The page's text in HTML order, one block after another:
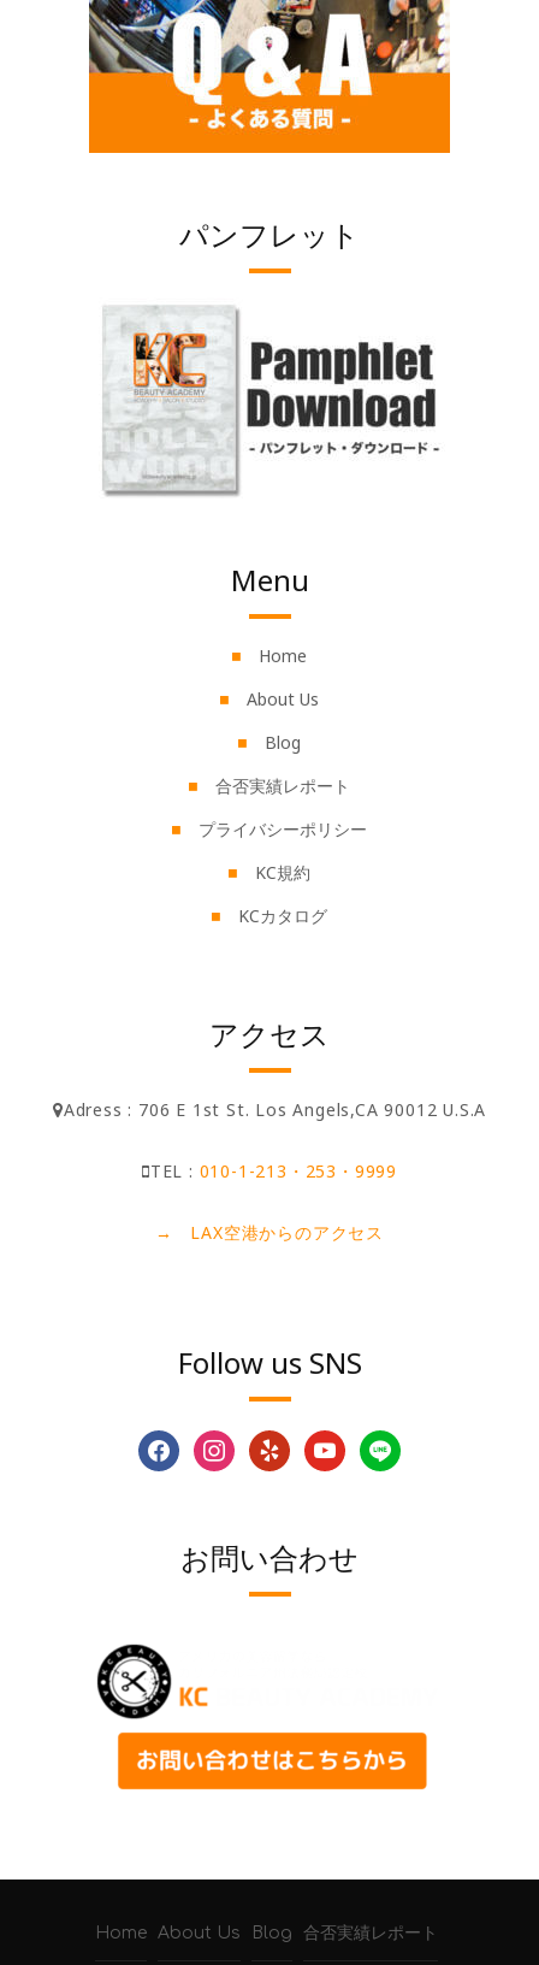
パンフレット
Menu
Home
About Us
Blog
合否実績レポート
プライバシーポリシー
KC規約
KCカタログ
アクセス
Adress : 706 E 1st St. Los Angels,CA 90012 U.S.A
TEL : 010-1-213・253・9999
→ LAX空港からのアクセス
Follow us SNS
facebookinstagram
yelp youtubeline
お問い合わせ
Home About Us Blog 合否実績レポート